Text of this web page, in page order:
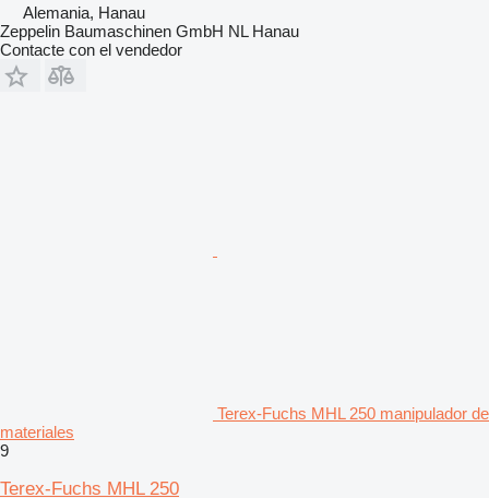
Alemania, Hanau
Zeppelin Baumaschinen GmbH NL Hanau
Contacte con el vendedor
Terex-Fuchs MHL 250 manipulador de
materiales
9
Terex-Fuchs MHL 250